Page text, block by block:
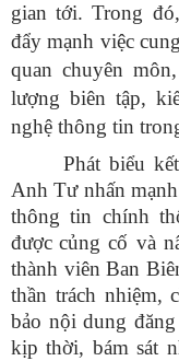
gian tới. Trong
đẩy mạnh việc
quan chuyên
lượng biên tập,
nghệ thông tin
Phát biểu
Anh Tư nhấn
thông tin chính
được củng cố và
thành viên Ban
thần trách nhiệm,
bảo nội dung
kịp thời, bám sát